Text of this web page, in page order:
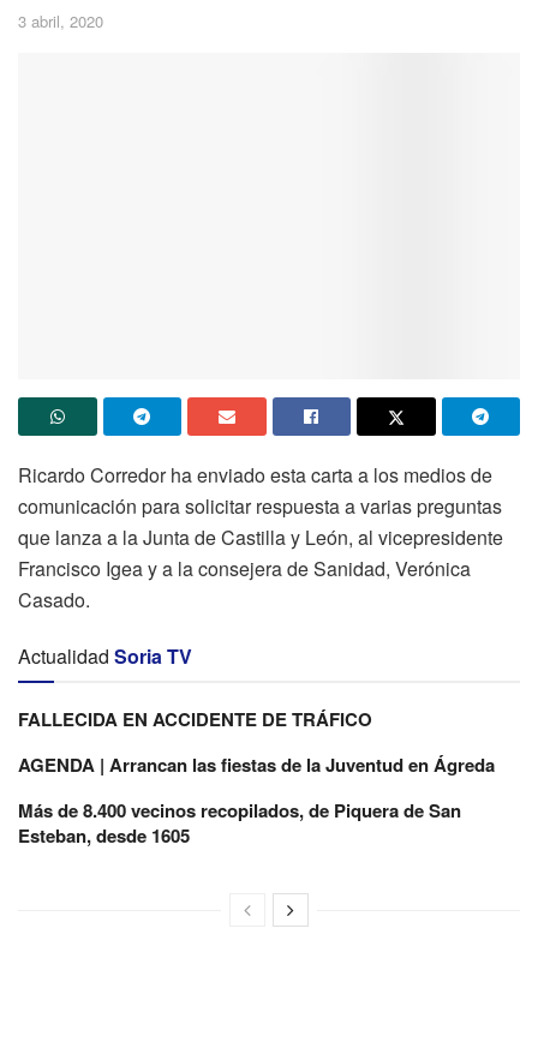
3 abril, 2020
Ricardo Corredor ha enviado esta carta a los medios de
comunicación para solicitar respuesta a varias preguntas
que lanza a la Junta de Castilla y León, al vicepresidente
Francisco Igea y a la consejera de Sanidad, Verónica
Casado.
Actualidad Soria TV
FALLECIDA EN ACCIDENTE DE TRÁFICO
AGENDA | Arrancan las fiestas de la Juventud en Ágreda
Más de 8.400 vecinos recopilados, de Piquera de San
Esteban, desde 1605